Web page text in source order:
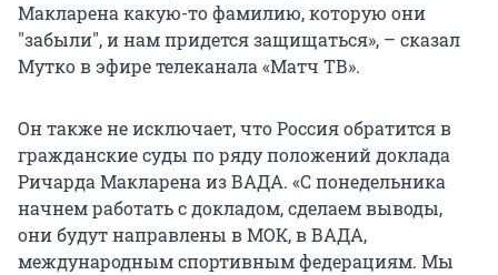
Макларена какую-то фамилию, которую они
"забыли", и нам придется защищаться», – сказал
Мутко в эфире телеканала «Матч ТВ».
Он также не исключает, что Россия обратится в
гражданские суды по ряду положений доклада
Ричарда Макларена из ВАДА. «С понедельника
начнем работать с докладом, сделаем выводы,
они будут направлены в МОК, в ВАДА,
международным спортивным федерациям. Мы